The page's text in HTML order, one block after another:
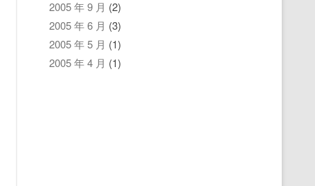
2005 年 9 月 (2)
2005 年 6 月 (3)
2005 年 5 月 (1)
2005 年 4 月 (1)